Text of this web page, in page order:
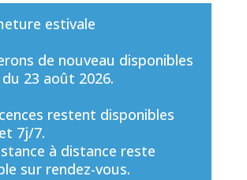
estivale
de nouveau disponibles
23 août 2026.
restent disponibles
7j/7.
à distance reste
sur rendez-vous.